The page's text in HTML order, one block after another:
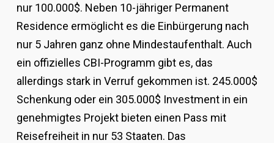
nur 100.000$. Neben 10-jähriger Permanent
Residence ermöglicht es die Einbürgerung nach
nur 5 Jahren ganz ohne Mindestaufenthalt. Auch
ein offizielles CBI-Programm gibt es, das
allerdings stark in Verruf gekommen ist. 245.000$
Schenkung oder ein 305.000$ Investment in ein
genehmigtes Projekt bieten einen Pass mit
Reisefreiheit in nur 53 Staaten. Das